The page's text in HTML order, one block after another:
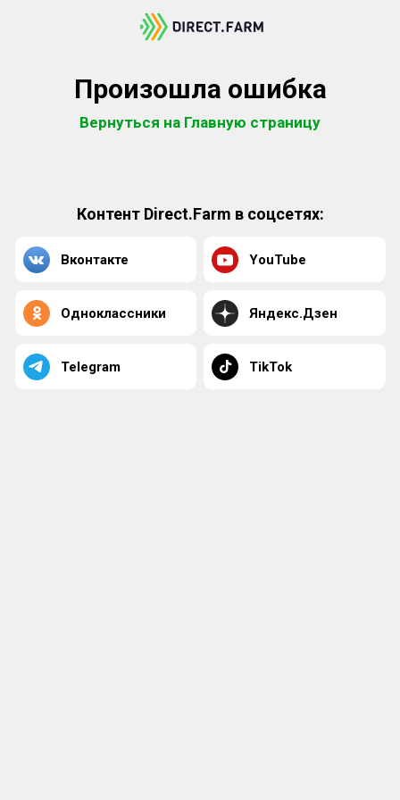
Произошла ошибка
Вернуться на Главную страницу
Контент Direct.Farm в соцсетях:
Вконтакте YouTube
Одноклассники Яндекс.Дзен
Telegram TikTok